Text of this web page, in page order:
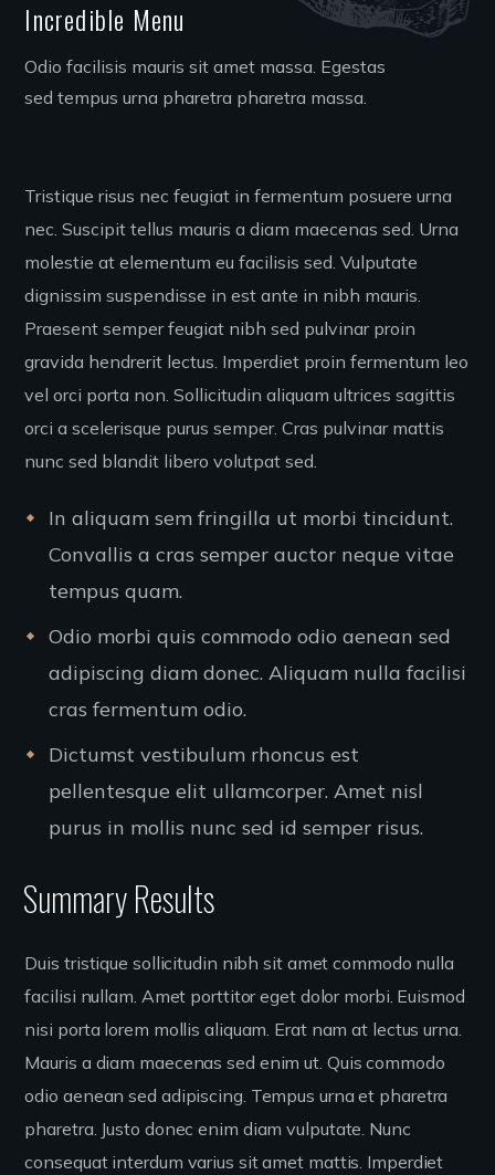
Incredible Menu
Odio facilisis mauris sit amet massa. Egestas
sed tempus urna pharetra pharetra massa.
Tristique risus nec feugiat in fermentum posuere urna
nec. Suscipit tellus mauris a diam maecenas sed. Urna
molestie at elementum eu facilisis sed. Vulputate
dignissim suspendisse in est ante in nibh mauris.
Praesent semper feugiat nibh sed pulvinar proin
gravida hendrerit lectus. Imperdiet proin fermentum leo
vel orci porta non. Sollicitudin aliquam ultrices sagittis
orci a scelerisque purus semper. Cras pulvinar mattis
nunc sed blandit libero volutpat sed.
In aliquam sem fringilla ut morbi tincidunt.
Convallis a cras semper auctor neque vitae
tempus quam.
Odio morbi quis commodo odio aenean sed
adipiscing diam donec. Aliquam nulla facilisi
cras fermentum odio.
Dictumst vestibulum rhoncus est
pellentesque elit ullamcorper. Amet nisl
purus in mollis nunc sed id semper risus.
Summary Results
Duis tristique sollicitudin nibh sit amet commodo nulla
facilisi nullam. Amet porttitor eget dolor morbi. Euismod
nisi porta lorem mollis aliquam. Erat nam at lectus urna.
Mauris a diam maecenas sed enim ut. Quis commodo
odio aenean sed adipiscing. Tempus urna et pharetra
pharetra. Justo donec enim diam vulputate. Nunc
consequat interdum varius sit amet mattis. Imperdiet